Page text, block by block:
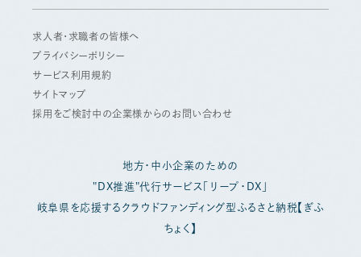
求人者・求職者の皆様へ
プライバシーポリシー
サービス利用規約
サイトマップ
採用をご検討中の企業様からのお問い合わせ
地方・中小企業のための
"DX推進"代行サービス「リープ・DX」
岐阜県を応援するクラウドファンディング型ふるさと納税【ぎふ
ちょく】